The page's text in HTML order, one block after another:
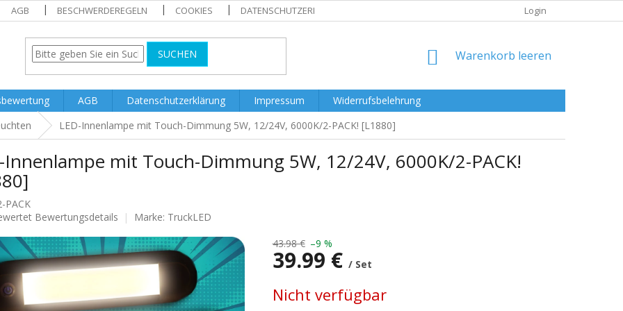
AGB BESCHWERDEREGELN COOKIES DATENSCHUTZERKLÄRUNG Login
SUCHEN WARENKORB
Warenkorb leeren
AGB Datenschutzerklärung Impressum
Widerrufsbelehrung
LED-Innenlampe mit Touch-Dimmung 5W, 12/24V, 6000K/2-PACK! [L1880]
Innenlampe mit Touch-Dimmung 5W, 12/24V, 6000K/2-PACK!
PACK
Bewertungsdetails Marke: TruckLED
43.98 € –9 %
39.99 € / Set
Nicht verfügbar